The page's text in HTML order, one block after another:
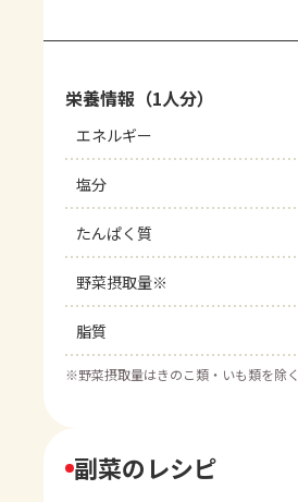
栄養情報（1人分）
エネルギー
塩分
たんぱく質
野菜摂取量※
脂質
※野菜摂取量はきのこ類・いも類を除く
副菜のレシピ